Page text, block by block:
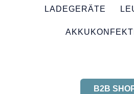
LADEGERÄTE
B2B